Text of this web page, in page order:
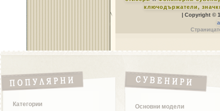
ключодържатели,
| Copyright ©
Категории Основни модели